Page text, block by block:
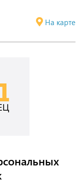
На карте